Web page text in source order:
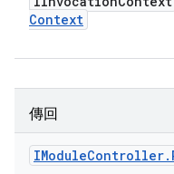
Context
傳回
IModuleController.